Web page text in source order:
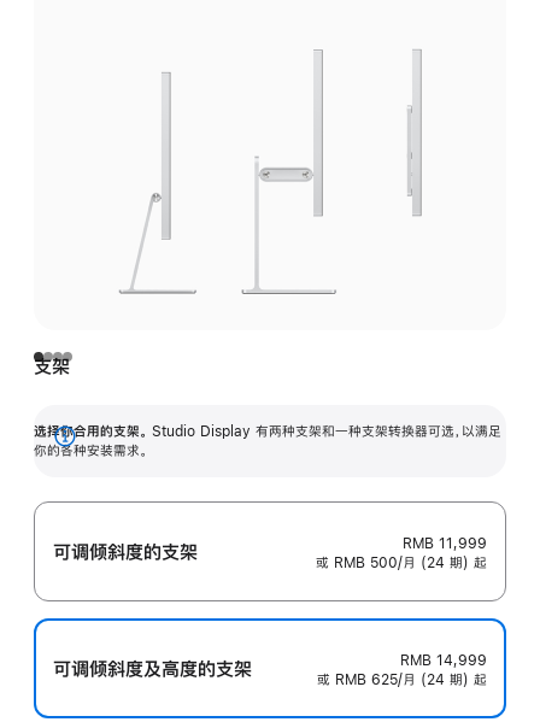
支架
选择你合用的支架。 Studio Display 有两种支架和一种支架转换器可选，以满足
你的各种安装需求。
展
可调倾斜度的支架
RMB 11,999
或 RMB 500/月 (24 期) 起
可调倾斜度及高‍度的支‍架
RMB 14,999
或 RMB 625/月 (24 期) 起